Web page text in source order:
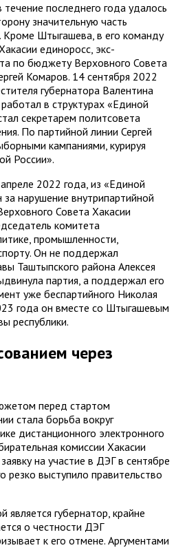
последнего года удалось
значительную часть
Кроме Штыгашева, в его команду
единоросс, экс-
по бюджету Верховного Совета
Комаров. 14 сентября 2022
губернатора Валентина
в структурах «Единой
секретарем политсовета
По партийной линии Сергей
кампаниями, курируя
России».
2022 года, из «Единой
нарушение внутрипартийной
Совета Хакасии
комитета
промышленности,
Он не поддержал
Таштыпского района Алексея
партия, а поддержал его
уже беспартийного Николая
года он вместе со Штыгашевым
республики.
через
перед стартом
стала борьба вокруг
дистанционного электронного
комиссии Хакасии
на участие в ДЭГ в сентябре
резко выступило правительство
губернатор, крайне
о честности ДЭГ
к его отмене. Аргументами